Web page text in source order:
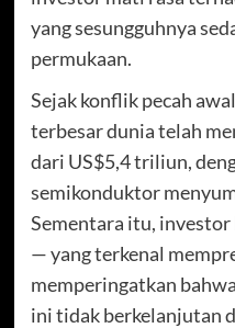
yang sesungguhnya
permukaan.
Sejak konflik pecah
terbesar dunia telah
dari US$5,4 triliun,
semikonduktor
Sementara itu,
— yang terkenal
memperingatkan
ini tidak berkelanjutan